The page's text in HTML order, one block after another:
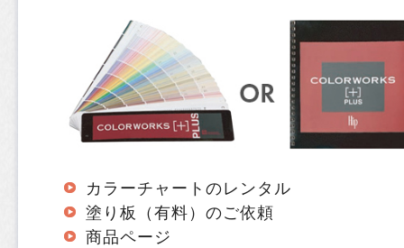
カラーチャートのレンタル
塗り板（有料）のご依頼
商品ページ